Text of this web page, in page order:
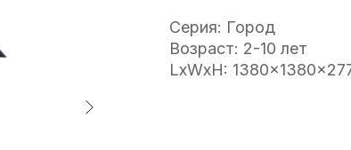
Серия: Город
Возраст: 2-10 лет
LxWxH: